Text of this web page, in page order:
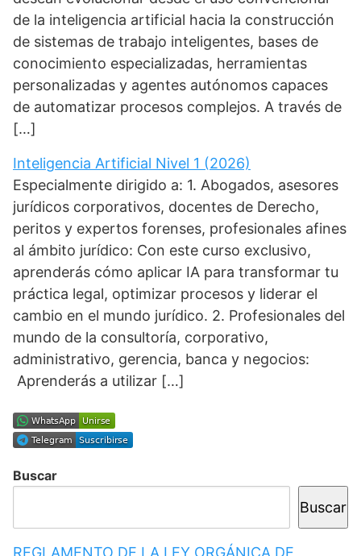
de la inteligencia artificial hacia la construcción
de sistemas de trabajo inteligentes, bases de
conocimiento especializadas, herramientas
personalizadas y agentes autónomos capaces
de automatizar procesos complejos. A través de
[…]
Inteligencia Artificial Nivel 1 (2026)
Especialmente dirigido a: 1. Abogados, asesores
jurídicos corporativos, docentes de Derecho,
peritos y expertos forenses, profesionales afines
al ámbito jurídico: Con este curso exclusivo,
aprenderás cómo aplicar IA para transformar tu
práctica legal, optimizar procesos y liderar el
cambio en el mundo jurídico. 2. Profesionales del
mundo de la consultoría, corporativo,
administrativo, gerencia, banca y negocios:
Aprenderás a utilizar […]
Buscar
Buscar
REGLAMENTO DE LA LEY ORGÁNICA DE